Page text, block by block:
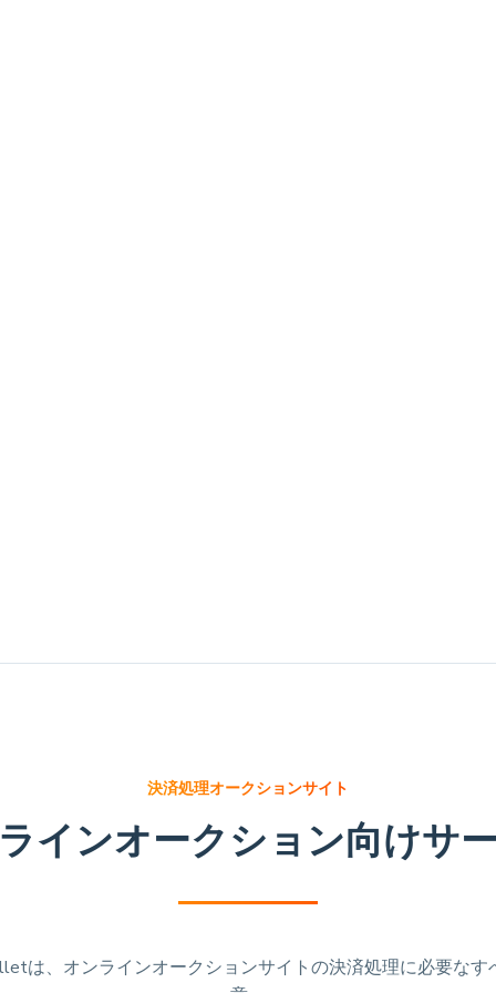
決済処理オークションサイト
インオークション向けサ
は、オンラインオークションサイトの決済処理に必要なす